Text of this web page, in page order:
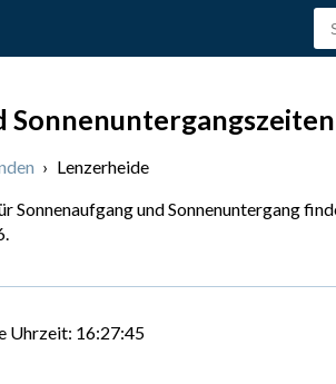
› Lenzerheide
Sonnenaufgang und Sonnenuntergang
Uhrzeit: 16:27:46